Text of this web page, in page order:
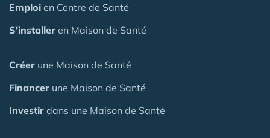
Emploi en Centre de Santé
S'installer en Maison de Santé
Créer une Maison de Santé
Financer une Maison de Santé
Investir dans une Maison de Santé